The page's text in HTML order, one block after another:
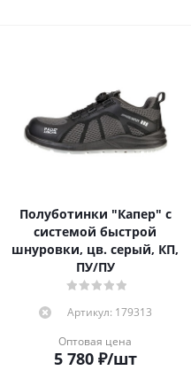
Полуботинки "Капер" с
системой быстрой
шнуровки, цв. серый, КП,
ПУ/ПУ
Артикул: 179313
Оптовая цена
5 780₽/шт